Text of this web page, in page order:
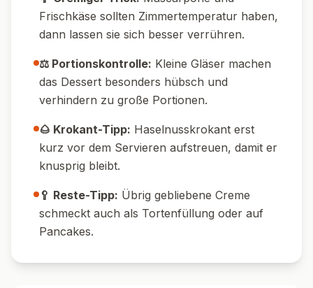
🍫 Schokoladig:2 EL gehackte
Zartbitterschokolade oder Schokodrops
unter die Creme mischen.
🍓 Fruchtig: Mit frischen Beeren wie
Himbeeren oder Erdbeeren servieren – das
bringt Frische und Säure.
🥜 Extra nussig:Noch mehr
Haselnusskrokant als Topping für extra
Crunch.